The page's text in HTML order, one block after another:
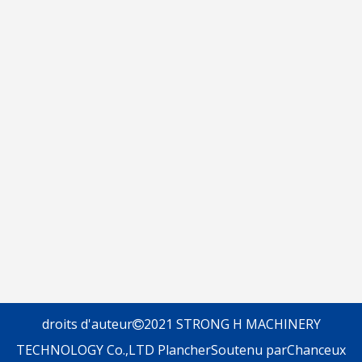
droits d'auteur2021 STRONG H MACHINERY
TECHNOLOGY Co.,LTD PlancherSoutenu parChanceux